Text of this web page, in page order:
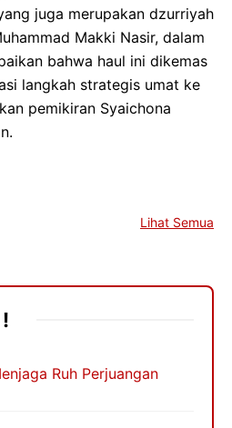
juga merupakan dzurriyah
Makki Nasir, dalam
bahwa haul ini dikemas
langkah strategis umat ke
pemikiran Syaichona
Lihat Semua
Ruh Perjuangan